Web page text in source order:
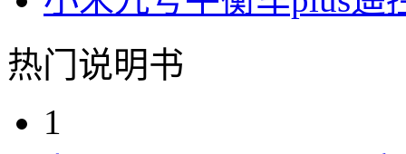
热门说明书
1